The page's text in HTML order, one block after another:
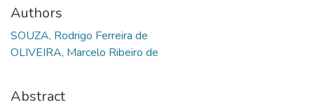
Authors
SOUZA, Rodrigo Ferreira de
OLIVEIRA, Marcelo Ribeiro de
Abstract